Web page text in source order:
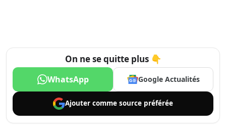
On ne se quitte plus 👇
WhatsApp Google Actualités
Ajouter comme source préférée